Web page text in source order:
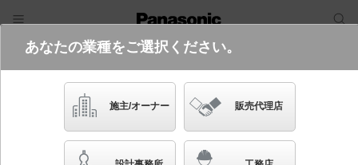
電気・建築設備（ビジネス）
フリーワード
品番・キーワード
XED1112V CE1
あなたの業種をご選択ください。
施主/オーナー 販売代理店